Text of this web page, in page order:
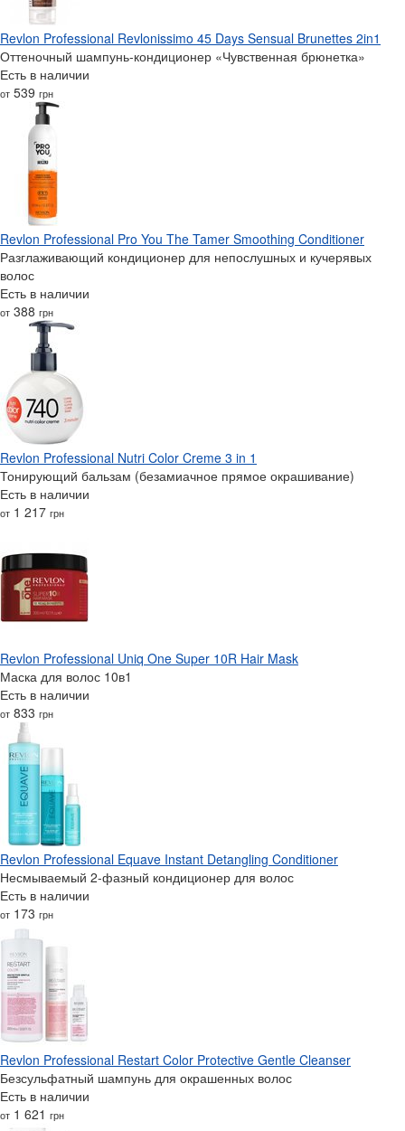
Revlon Professional Revlonissimo 45 Days Sensual Brunettes 2in1
Оттеночный шампунь-кондиционер «Чувственная брюнетка»
Есть в наличии
от 539 грн
Revlon Professional Pro You The Tamer Smoothing Conditioner
Разглаживающий кондиционер для непослушных и кучерявых
волос
Есть в наличии
от 388 грн
Revlon Professional Nutri Color Creme 3 in 1
Тонирующий бальзам (безамиачное прямое окрашивание)
Есть в наличии
от 1 217 грн
Revlon Professional Uniq One Super 10R Hair Mask
Маска для волос 10в1
Есть в наличии
от 833 грн
Revlon Professional Equave Instant Detangling Conditioner
Несмываемый 2-фазный кондиционер для волос
Есть в наличии
от 173 грн
Revlon Professional Restart Color Protective Gentle Cleanser
Безсульфатный шампунь для окрашенных волос
Есть в наличии
от 1 621 грн